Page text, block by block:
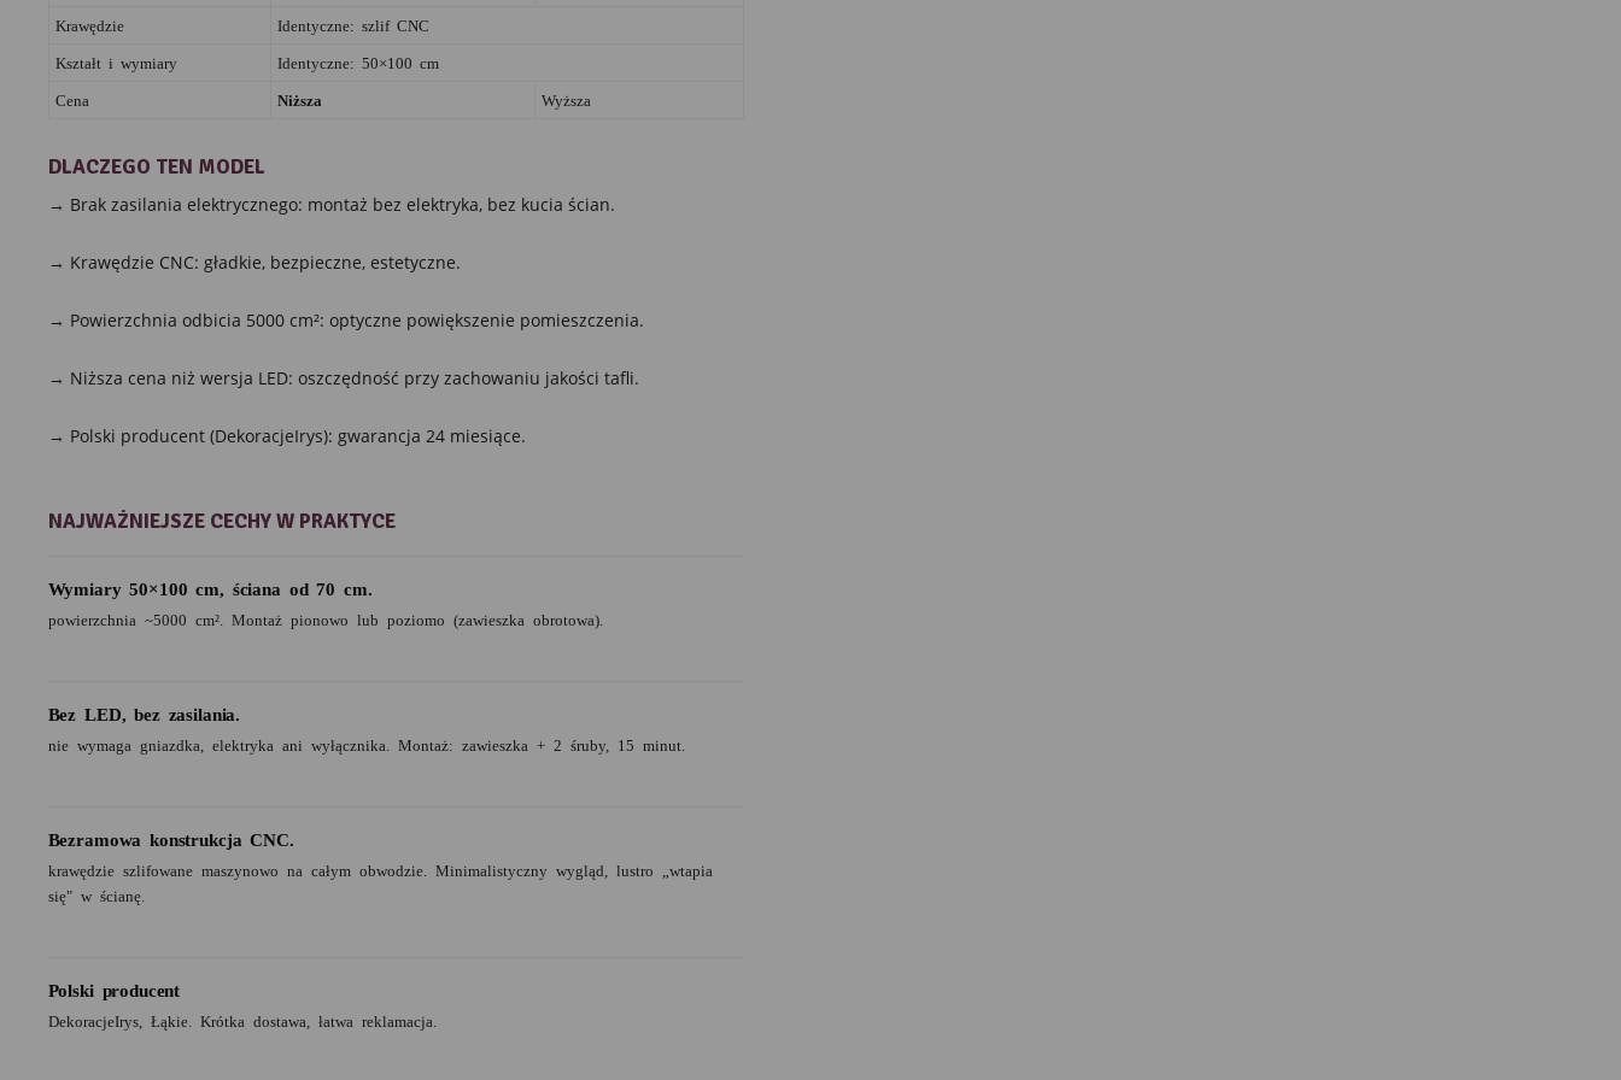
Krawędzie Identyczne: szlif CNC
Kształt i wymiary Identyczne: 50×100 cm
Cena Niższa Wyższa
DLACZEGO TEN MODEL
→ Brak zasilania elektrycznego: montaż bez elektryka, bez kucia ścian.
→ Krawędzie CNC: gładkie, bezpieczne, estetyczne.
→ Powierzchnia odbicia 5000 cm²: optyczne powiększenie pomieszczenia.
→ Niższa cena niż wersja LED: oszczędność przy zachowaniu jakości tafli.
→ Polski producent (DekoracjeIrys): gwarancja 24 miesiące.
NAJWAŻNIEJSZE CECHY W PRAKTYCE
Wymiary 50×100 cm, ściana od 70 cm.
powierzchnia ~5000 cm². Montaż pionowo lub poziomo (zawieszka obrotowa).
Bez LED, bez zasilania.
nie wymaga gniazdka, elektryka ani wyłącznika. Montaż: zawieszka + 2 śruby, 15 minut.
Bezramowa konstrukcja CNC.
krawędzie szlifowane maszynowo na całym obwodzie. Minimalistyczny wygląd, lustro „wtapia
się" w ścianę.
Polski producent
DekoracjeIrys, Łąkie. Krótka dostawa, łatwa reklamacja.